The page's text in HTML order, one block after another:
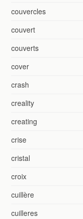
couvercles
couvert
couverts
cover
crash
creality
creating
crise
cristal
croix
cuillère
cuilleres